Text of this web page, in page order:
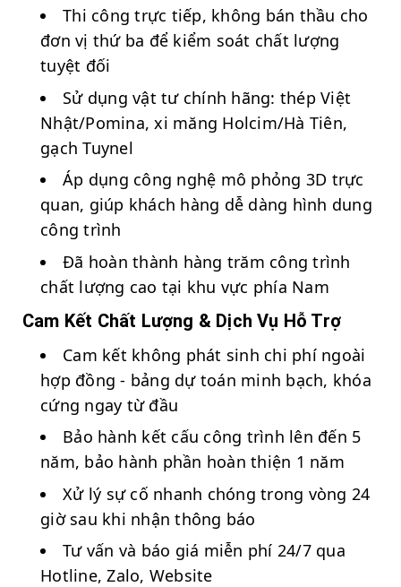
Thi công trực tiếp, không bán thầu cho
đơn vị thứ ba để kiểm soát chất lượng
tuyệt đối
Sử dụng vật tư chính hãng: thép Việt
Nhật/Pomina, xi măng Holcim/Hà Tiên,
gạch Tuynel
Áp dụng công nghệ mô phỏng 3D trực
quan, giúp khách hàng dễ dàng hình dung
công trình
Đã hoàn thành hàng trăm công trình
chất lượng cao tại khu vực phía Nam
Cam Kết Chất Lượng & Dịch Vụ Hỗ Trợ
Cam kết không phát sinh chi phí ngoài
hợp đồng - bảng dự toán minh bạch, khóa
cứng ngay từ đầu
Bảo hành kết cấu công trình lên đến 5
năm, bảo hành phần hoàn thiện 1 năm
Xử lý sự cố nhanh chóng trong vòng 24
giờ sau khi nhận thông báo
Tư vấn và báo giá miễn phí 24/7 qua
Hotline, Zalo, Website